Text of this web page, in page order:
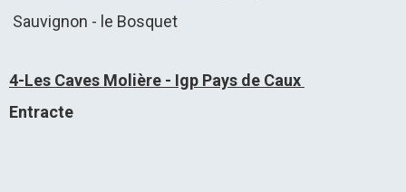
Sauvignon - le Bosquet
4-Les Caves Molière - Igp Pays de Caux
Entracte